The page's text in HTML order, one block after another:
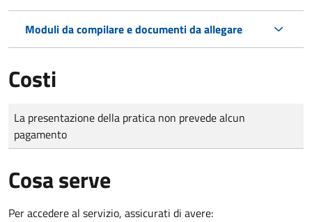
Moduli da compilare e documenti da allegare
Costi
Tipo di pagamento
Importo
La presentazione della pratica non prevede alcun
pagamento
Cosa serve
Per accedere al servizio, assicurati di avere: